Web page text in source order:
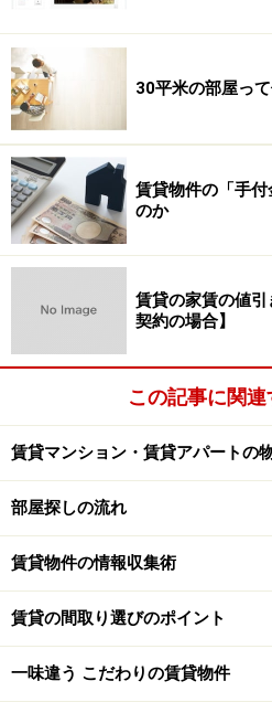
30平米の部屋っ
賃貸物件の「手
のか
賃貸の家賃の値
契約の場合】
この記事に関
賃貸マンション・賃貸アパートの
部屋探しの流れ
賃貸物件の情報収集術
賃貸の間取り選びのポイント
一味違う こだわりの賃貸物件